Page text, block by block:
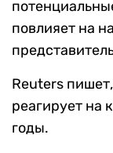
повлияет на
Reuters
реагирует на
годы.